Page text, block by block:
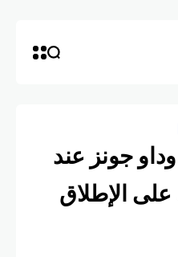
جونز عند
الإطلاق